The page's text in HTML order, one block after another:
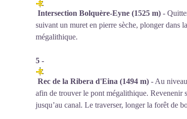
Intersection Bolquère-Eyne (1525 m) -
suivant un muret en pierre sèche, plonger dans
mégalithique.
5 -
Rec de la Ribera d'Eina (1494 m) - Au
afin de trouver le pont mégalithique. Revenenir
jusqu’au canal. Le traverser, longer la forêt de